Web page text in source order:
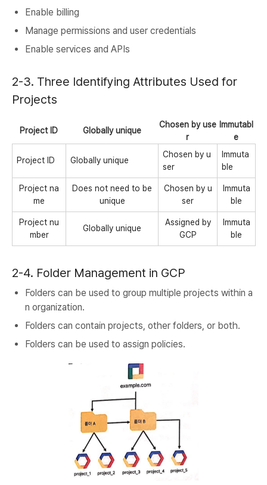
Enable billing
Manage permissions and user credentials
Enable services and APIs
2-3. Three Identifying Attributes Used for
Projects
Project ID Globally unique
Chosen by use
r
Immutabl
e
Project ID Globally unique
Chosen by u
ser
Immuta
ble
Project na
me
Does not need to be
unique
Chosen by u
ser
Immuta
ble
Project nu
mber
Globally unique
Assigned by
GCP
Immuta
ble
2-4. Folder Management in GCP
Folders can be used to group multiple projects within a
n organization.
Folders can contain projects, other folders, or both.
Folders can be used to assign policies.